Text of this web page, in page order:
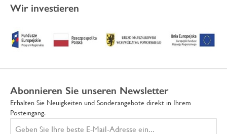
Wir investieren
Abonnieren Sie unseren Newsletter
Erhalten Sie Neuigkeiten und Sonderangebote direkt in Ihrem
Posteingang.